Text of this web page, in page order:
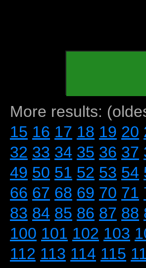
More results:
15 16 17 18 19 20
32 33 34 35 36 37
49 50 51 52 53 54
66 67 68 69 70 71
83 84 85 86 87 88
100 101 102 103
112 113 114 115